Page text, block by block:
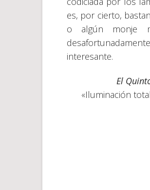
es, por cierto,
o algún monje
interesante.
El
«Iluminación